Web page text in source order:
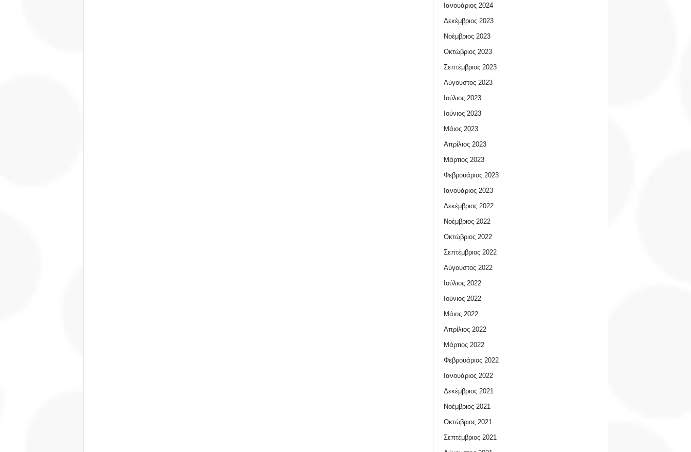
Ιανουάριος 2024
Δεκέμβριος 2023
Νοέμβριος 2023
Οκτώβριος 2023
Σεπτέμβριος 2023
Αύγουστος 2023
Ιούλιος 2023
Ιούνιος 2023
Μάιος 2023
Απρίλιος 2023
Μάρτιος 2023
Φεβρουάριος 2023
Ιανουάριος 2023
Δεκέμβριος 2022
Νοέμβριος 2022
Οκτώβριος 2022
Σεπτέμβριος 2022
Αύγουστος 2022
Ιούλιος 2022
Ιούνιος 2022
Μάιος 2022
Απρίλιος 2022
Μάρτιος 2022
Φεβρουάριος 2022
Ιανουάριος 2022
Δεκέμβριος 2021
Νοέμβριος 2021
Οκτώβριος 2021
Σεπτέμβριος 2021